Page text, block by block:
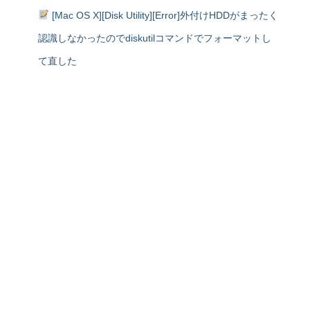
[Mac OS X][Disk Utility][Error]外付けHDDがまったく
認識しなかったのでdiskutilコマンドでフォーマットし
て直した